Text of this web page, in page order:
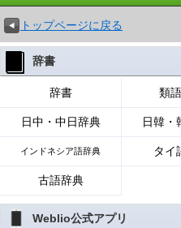
トップページに戻る
辞書
辞書 類
日中・中日辞典 日韓・
インドネシア語辞典 タイ
古語辞典
Weblio公式アプリ